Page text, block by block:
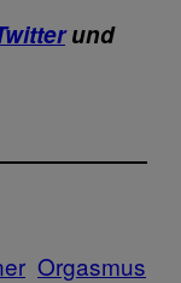
und
Orgasmus